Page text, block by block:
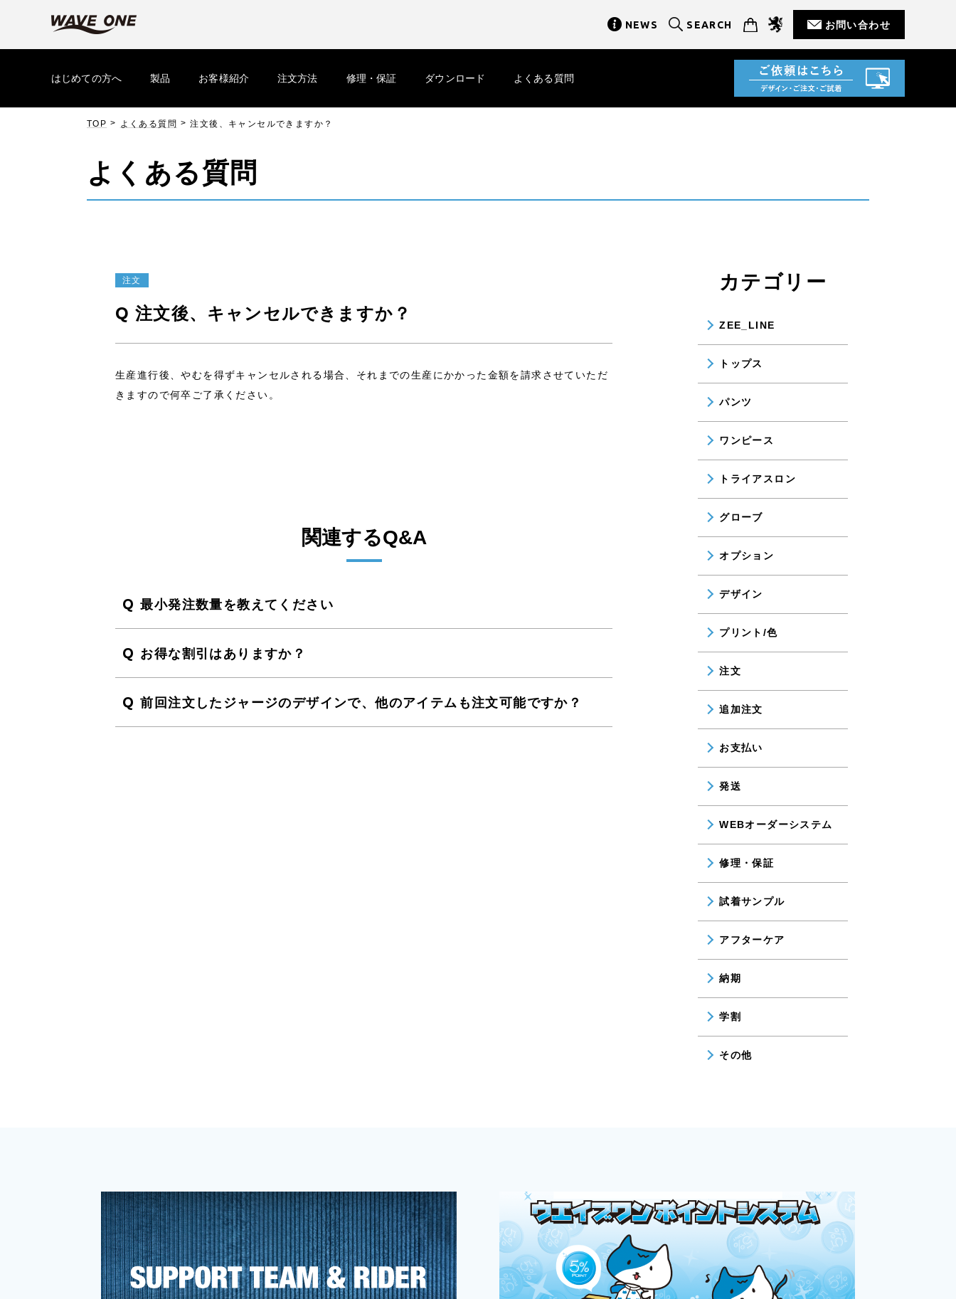
NEWS SEARCH お問い合わせ
はじめての方へ 製品 お客様紹介 注文方法 修理・保証 ダウンロード よくある質問
TOP > よくある質問 > 注文後、キャンセルできますか？
よくある質問
注文
Q 注文後、キャンセルできますか？
生産進行後、やむを得ずキャンセルされる場合、それまでの生産にかかった金額を請求させていただ
きますので何卒ご了承ください。
関連するQ&A
Q 最小発注数量を教えてください
Q お得な割引はありますか？
Q 前回注文したジャージのデザインで、他のアイテムも注文可能ですか？
カテゴリー
ZEE_LINE
トップス
パンツ
ワンピース
トライアスロン
グローブ
オプション
デザイン
プリント/色
注文
追加注文
お支払い
発送
WEBオーダーシステム
修理・保証
試着サンプル
アフターケア
納期
学割
その他